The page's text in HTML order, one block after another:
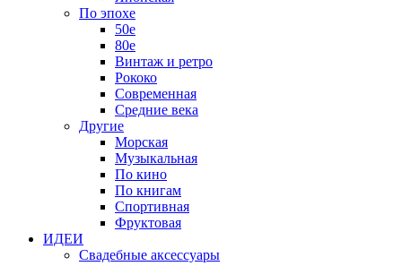
По эпохе
50е
80е
Винтаж и ретро
Рококо
Современная
Средние века
Другие
Морская
Музыкальная
По кино
По книгам
Спортивная
Фруктовая
ИДЕИ
Свадебные аксессуары